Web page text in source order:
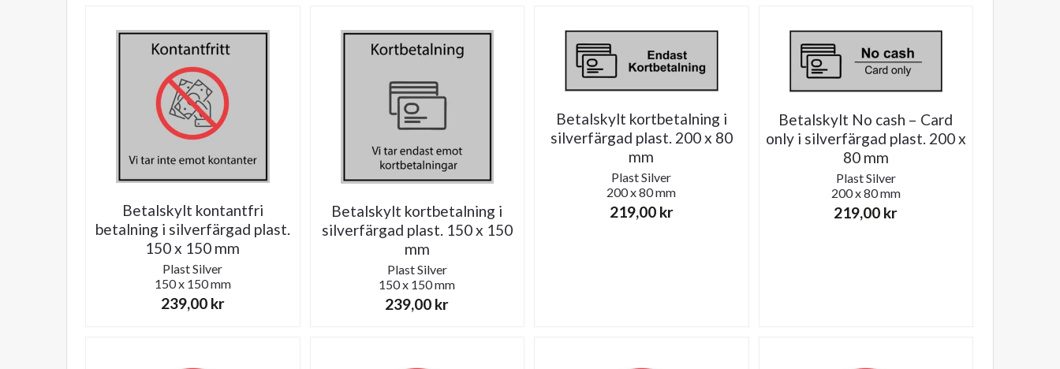
Betalskylt kontantfri
betalning i silverfärgad plast.
150 x 150 mm
PlastSilver
150 x 150 mm
239,00 kr
Betalskylt kortbetalning i
silverfärgad plast. 150 x 150
mm
PlastSilver
150 x 150 mm
239,00 kr
Betalskylt kortbetalning i
silverfärgad plast. 200 x 80
mm
PlastSilver
200 x 80 mm
219,00 kr
Betalskylt No cash – Card
only i silverfärgad plast. 200 x
80 mm
PlastSilver
200 x 80 mm
219,00 kr